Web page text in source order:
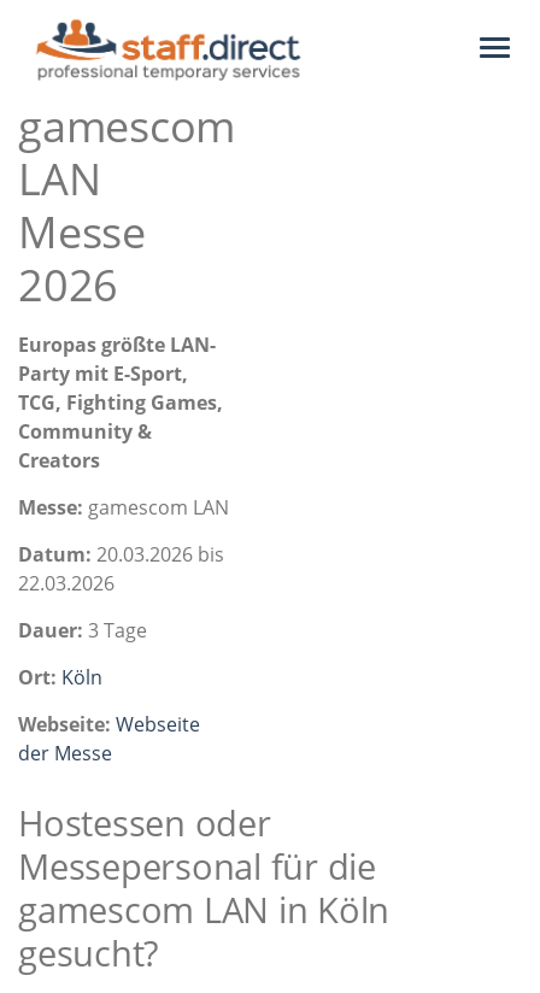
Toggle
gamescom
LAN
Messe
2026
Europas größte LAN-
Party mit E-Sport,
TCG, Fighting Games,
Community &
Creators
Messe: gamescom LAN
Datum: 20.03.2026 bis
22.03.2026
Dauer: 3 Tage
Ort: Köln
Webseite: Webseite
der Messe
Hostessen oder
Messepersonal für die
gamescom LAN in Köln
gesucht?